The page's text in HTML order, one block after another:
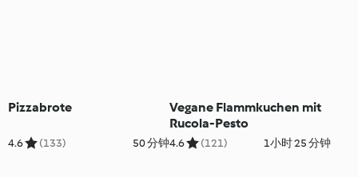
Pizzabrote
4.6 (133) 50 分钟
Vegane Flammkuchen mit
Rucola-Pesto
4.6 (121) 1小时 25 分钟